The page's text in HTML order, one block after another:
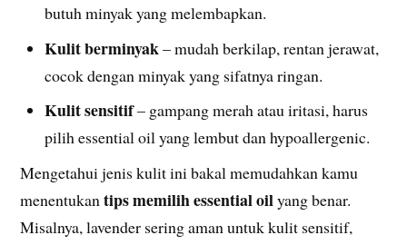
butuh minyak yang melembapkan.
Kulit berminyak– mudah berkilap, rentan jerawat,
cocok dengan minyak yang sifatnya ringan.
Kulit sensitif– gampang merah atau iritasi, harus
pilih essential oil yang lembut dan hypoallergenic.
Mengetahui jenis kulit ini bakal memudahkan kamu
menentukantips memilih essential oilyang benar.
Misalnya, lavender sering aman untuk kulit sensitif,